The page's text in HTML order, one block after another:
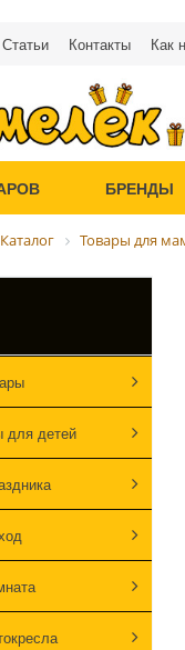
Статьи Контакты Как
БРЕНДЫ
Каталог Товары для
для детей